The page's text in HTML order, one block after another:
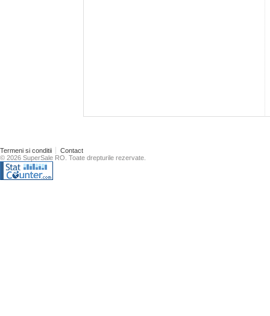
Termeni si conditii
Contact
© 2026 SuperSale RO. Toate drepturile rezervate.